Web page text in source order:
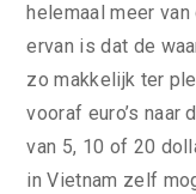
helemaal meer
ervan is dat de
zo makkelijk ter
vooraf euro’s
van 5, 10 of 20
in Vietnam zelf